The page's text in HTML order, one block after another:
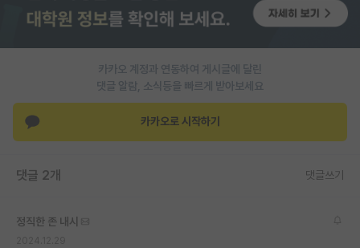
재팬라운지 🌸
카카오 계정과 연동하여 게시글에 달린
댓글 알람, 소식등을 빠르게 받아보세요
카카오로 시작하기
댓글 2개 댓글쓰기
정직한 존 내시